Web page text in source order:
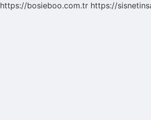
https://bosieboo.com.tr https://